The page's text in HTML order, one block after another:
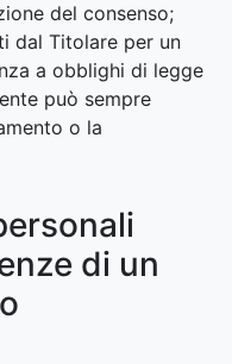
del consenso;
dal Titolare per un
a obblighi di legge
può sempre
o la
di un